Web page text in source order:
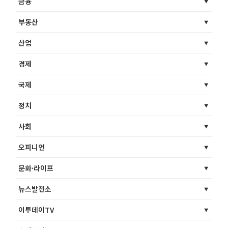
부동산
산업
경제
국제
정치
사회
오피니언
문화·라이프
뉴스발전소
이투데이TV